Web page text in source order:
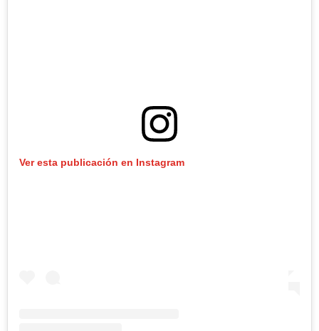
Ver esta publicación en Instagram